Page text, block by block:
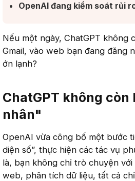
OpenAI đang kiểm soát rủi
Nếu một ngày, ChatGPT không
Gmail, vào web bạn đang đăng
ớn lạnh?
ChatGPT không
nhân"​
OpenAI vừa công bố một bước
diện số”, thực hiện các tác vụ
là, bạn không chỉ trò chuyện
web, phân tích dữ liệu, tất cả